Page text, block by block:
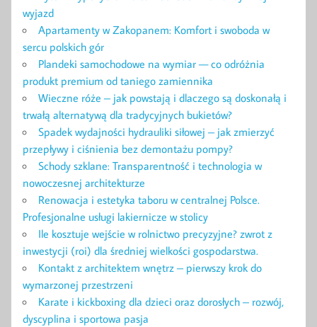
wyjazd
Apartamenty w Zakopanem: Komfort i swoboda w
sercu polskich gór
Plandeki samochodowe na wymiar — co odróżnia
produkt premium od taniego zamiennika
Wieczne róże – jak powstają i dlaczego są doskonałą i
trwałą alternatywą dla tradycyjnych bukietów?
Spadek wydajności hydrauliki siłowej – jak zmierzyć
przepływy i ciśnienia bez demontażu pompy?
Schody szklane: Transparentność i technologia w
nowoczesnej architekturze
Renowacja i estetyka taboru w centralnej Polsce.
Profesjonalne usługi lakiernicze w stolicy
Ile kosztuje wejście w rolnictwo precyzyjne? zwrot z
inwestycji (roi) dla średniej wielkości gospodarstwa.
Kontakt z architektem wnętrz – pierwszy krok do
wymarzonej przestrzeni
Karate i kickboxing dla dzieci oraz dorosłych – rozwój,
dyscyplina i sportowa pasja